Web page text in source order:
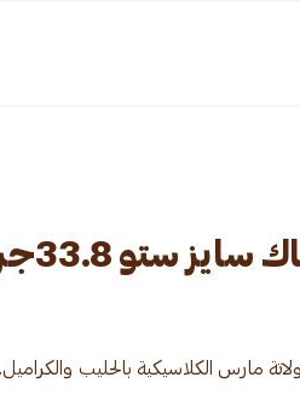
ستو 33.8جرام
مارس الكلاسيكية بالحليب